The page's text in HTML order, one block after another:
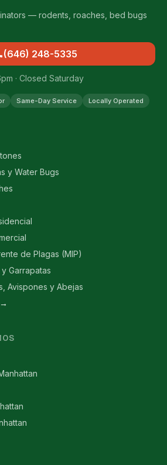
— rodents, roaches, bed bugs
(646) 248-5335
· Closed Saturday
Same-Day Service Locally Operated
y Water Bugs
de Plagas (MIP)
Garrapatas
Avispones y Abejas